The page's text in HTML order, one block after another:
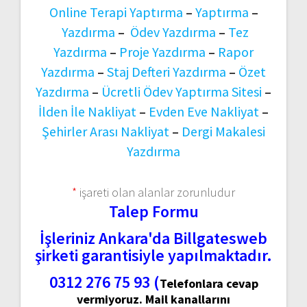
Online Terapi Yaptırma – Yaptırma –
Yazdırma – Ödev Yazdırma – Tez
Yazdırma – Proje Yazdırma – Rapor
Yazdırma – Staj Defteri Yazdırma – Özet
Yazdırma – Ücretli Ödev Yaptırma Sitesi –
İlden İle Nakliyat – Evden Eve Nakliyat –
Şehirler Arası Nakliyat – Dergi Makalesi
Yazdırma
* işareti olan alanlar zorunludur
Talep Formu
İşleriniz Ankara'da Billgatesweb
şirketi garantisiyle yapılmaktadır.
0312 276 75 93 (Telefonlara cevap
vermiyoruz. Mail kanallarını